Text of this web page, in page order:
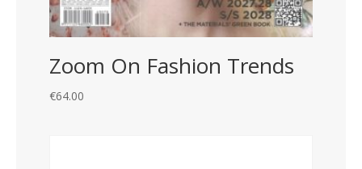
Zoom On Fashion Trends
€64.00